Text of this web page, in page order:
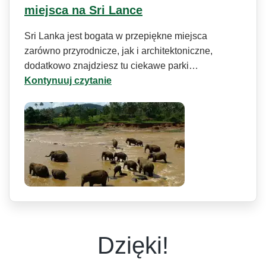
miejsca na Sri Lance
Sri Lanka jest bogata w przepiękne miejsca
zarówno przyrodnicze, jak i architektoniczne,
dodatkowo znajdziesz tu ciekawe parki…
Kontynuuj czytanie
Dzięki!